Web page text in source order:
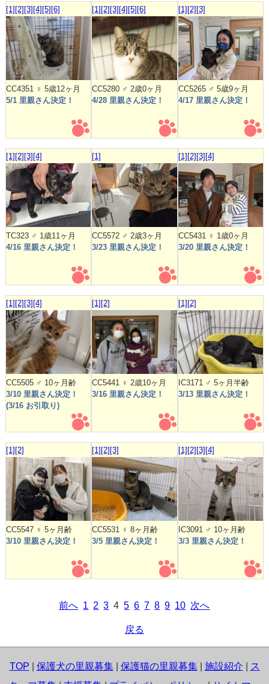
[1][2][3][4][5][6]
CC4351 ♀ 5歳12ヶ月
5/1 里親さん決定！
[1][2][3][4][5][6]
CC5280 ♂ 2歳0ヶ月
4/28 里親さん決定！
[1][2][3]
CC5265 ♂ 5歳9ヶ月
4/17 里親さん決定！
[1][2][3][4]
TC323 ♂ 1歳11ヶ月
4/16 里親さん決定！
[1]
CC5572 ♂ 2歳3ヶ月
3/23 里親さん決定！
[1][2][3][4]
CC5431 ♀ 1歳0ヶ月
3/20 里親さん決定！
[1][2][3][4]
CC5505 ♂ 10ヶ月齢
3/10 里親さん決定！
(3/16 お引取り)
[1][2]
CC5441 ♀ 2歳10ヶ月
3/16 里親さん決定！
[1][2]
IC3171 ♂ 5ヶ月半齢
3/13 里親さん決定！
[1][2]
CC5547 ♀ 5ヶ月齢
3/10 里親さん決定！
[1][2][3]
CC5531 ♀ 8ヶ月齢
3/5 里親さん決定！
[1][2][3][4]
IC3091 ♂ 10ヶ月齢
3/3 里親さん決定！
前へ 1 2 3 45 6 7 8 9 10 次へ
戻る
TOP 保護犬の里親募集| 保護猫の里親募集| 施設紹介
ス